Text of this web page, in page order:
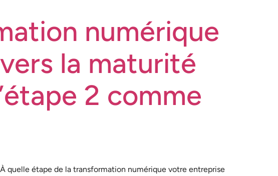
numérique
la maturité
2 comme
quelle étape de la transformation numérique votre entreprise